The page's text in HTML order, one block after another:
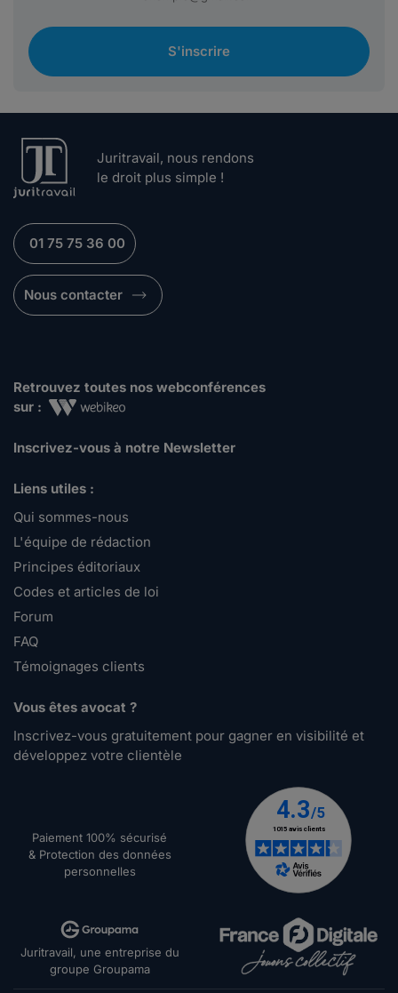
S'inscrire
Juritravail, nous rendons
le droit plus simple !
01 75 75 36 00
Nous contacter
Retrouvez toutes nos webconférences
sur :
Inscrivez-vous à notre Newsletter
Liens utiles :
Qui sommes-nous
L'équipe de rédaction
Principes éditoriaux
Codes et articles de loi
Forum
FAQ
Témoignages clients
Vous êtes avocat ?
Inscrivez-vous gratuitement pour gagner en visibilité et
développez votre clientèle
Paiement 100% sécurisé
& Protection des données
personnelles
Juritravail, une entreprise du
groupe Groupama